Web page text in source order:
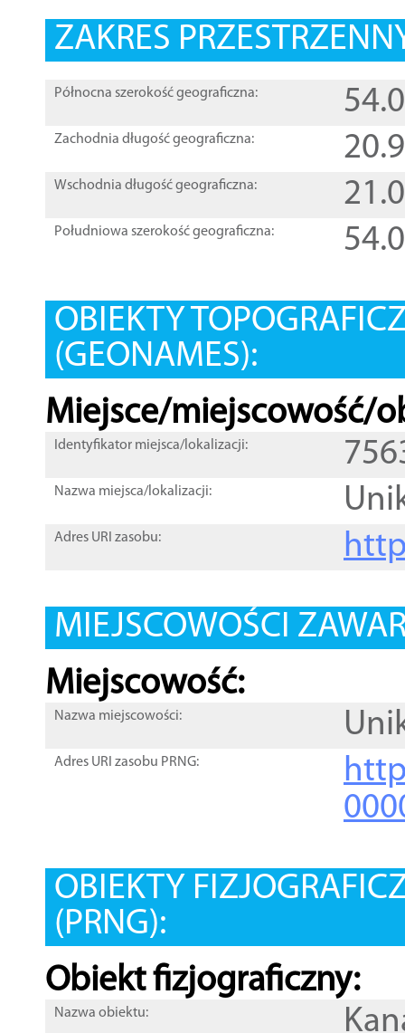
ZAKRES
Północna szerokość geograficzna:
Zachodnia długość geograficzna:
Wschodnia długość geograficzna:
Południowa szerokość geograficzna:
OBIEKTY
(GEONAMES):
Miejsce/miejscowość/
Identyfikator miejsca/lokalizacji:
Nazwa miejsca/lokalizacji:
Adres URI zasobu:
MIEJSCOWOŚCI
Miejscowość:
Nazwa miejscowości:
Adres URI zasobu PRNG:
OBIEKTY
(PRNG):
Obiekt fizjograficzny:
Nazwa obiektu: